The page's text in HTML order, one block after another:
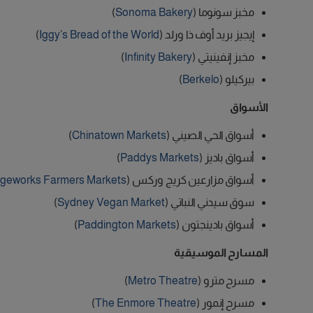
مخبز سونوما (Sonoma Bakery
)
إيجيز بريد أوف ذا ورلد (Iggy’s Bread of the World
)
مخبز إنفينيتي (Infinity Bakery
)
بيركيلو (Berkelo
)
الأسواق
أسواق الحي الصيني (Chinatown Markets
)
أسواق باديز (Paddys Markets
)
أسواق مزارعين كريج وركس (Farmers Markets
سوق سيدني النباتي (Sydney Vegan Market
)
أسواق بادينجتون (Paddington Markets
)
المسارح الموسيقية
مسرح مترو (Metro Theatre
)
مسرح إنمور (The Enmore Theatre
)